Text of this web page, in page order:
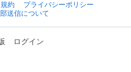
約
プライバシーポリシー
送信について
ログイン